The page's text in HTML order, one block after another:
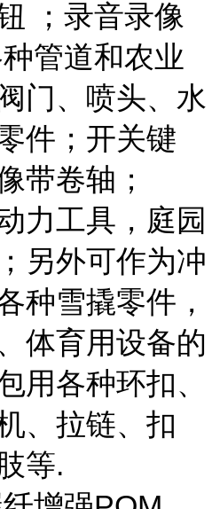
；录音录像
管道和农业
门、喷头、水
件；开关键
带卷轴；
力工具，庭园
另外可作为冲
种雪撬零件，
体育用设备的
用各种环扣、
、拉链、扣
等.